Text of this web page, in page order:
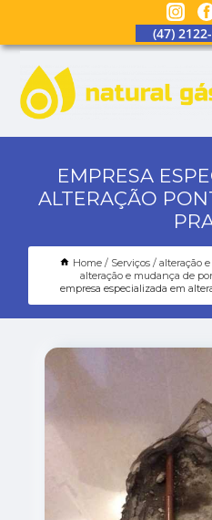
(47)
EMPRESA
ALTERAÇÃO
Home Serviços
alteração
alteração e mudança de
empresa especializada em